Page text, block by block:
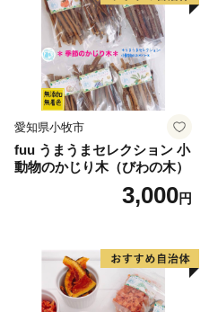
愛知県小牧市
fuu うまうまセレクション 小
動物のかじり木（びわの木）
3,000円